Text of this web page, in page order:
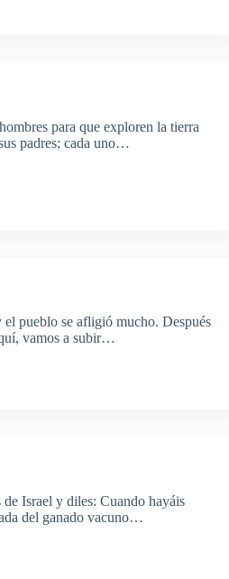
para que exploren la tierra
padres; cada uno…
pueblo se afligió mucho. Después
vamos a subir…
Israel y diles: Cuando hayáis
del ganado vacuno…